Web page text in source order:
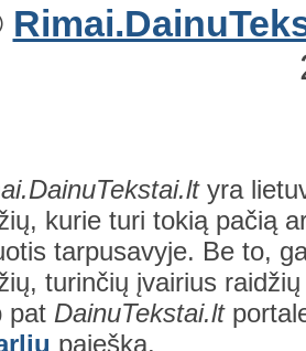
yra
kurie turi tokią pačią
tarpusavyje. Be to,
turinčių įvairius
pat DainuTekstai.lt
paieška.